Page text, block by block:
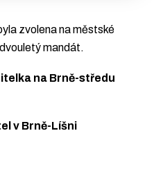
zvolena na městské
mandát.
na Brně-středu
v Brně-Líšni